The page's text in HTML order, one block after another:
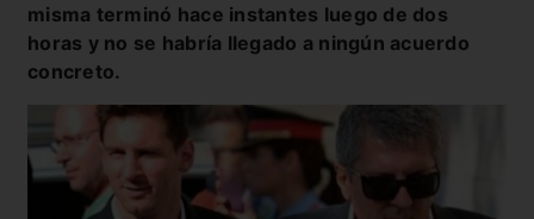
misma terminó hace instantes luego de dos
horas y no se habría llegado a ningún acuerdo
concreto.